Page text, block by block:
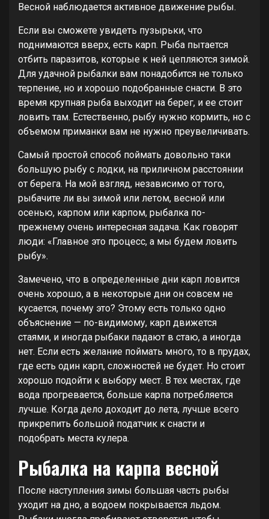
Весной наблюдается активное движение рыбы.
Если вы сможете увидеть пузырьки, что
поднимаются вверх, есть карп. Рыба пытается
отбить паразитов, которые к ней цепляются зимой.
Для удачной рыбалки вам понадобится не только
терпение, но и хорошо подобранные снасти. В это
время крупная рыба выходит на берег, и ее стоит
ловить там. Естественно, рыбу нужно кормить, но с
объемом приманки вам не нужно преувеличивать.
Самый простой способ поймать довольно таки
большую рыбу с лодки, на приличном расстоянии
от берега. На мой взгляд, независимо от того,
рыбачите ли вы зимой или летом, весной или
осенью, карпом или карпом, рыбалка по-
прежнему очень интересная задача. Как говорят
люди: «Главное это процесс, а мы будем ловить
рыбу».
Замечено, что в определенные дни карп ловится
очень хорошо, а в некоторые дни он совсем не
кусается, почему это? Этому есть только одно
объяснение — по-видимому, карп движется
стаями, и иногда рыбаки падают в стаю, а иногда
нет. Если есть желание поймать много, то в прудах,
где есть один карп, сложностей не будет. Но стоит
хорошо подойти к выбору мест. В тех местах, где
вода прогревается, больше карпа потребляется
лучше. Когда дело доходит до лета, лучше всего
прикрепить большой податчик к снасти и
подобрать места кулера.
Рыбалка на карпа весной
После наступления зимы большая часть рыбы
уходит на дно, а водоем покрывается льдом.